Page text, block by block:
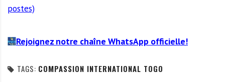
postes)
Rejoignez notre chaîne WhatsApp officielle!
TAGS: COMPASSION INTERNATIONAL TOGO